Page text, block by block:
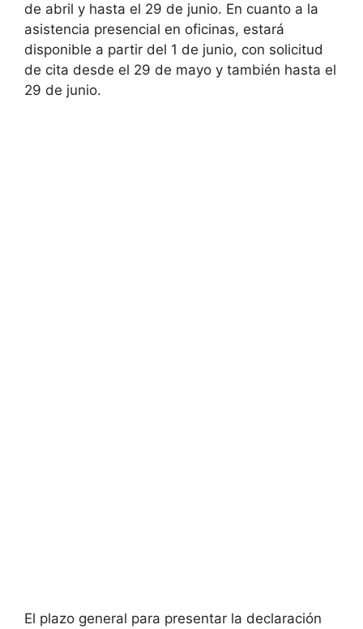
de abril y hasta el 29 de junio. En cuanto a la
asistencia presencial en oficinas, estará
disponible a partir del 1 de junio, con solicitud
de cita desde el 29 de mayo y también hasta el
29 de junio.
El plazo general para presentar la declaración